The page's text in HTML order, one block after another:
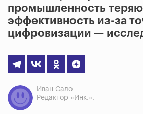
промышленность
эффективность из-за
цифровизации —
Иван Сало
Редактор «Инк.».